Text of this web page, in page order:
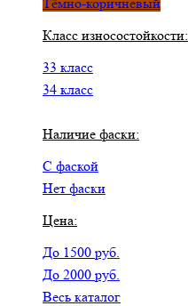
Класс износостойкости:
33 класс
34 класс
Наличие фаски:
С фаской
Нет фаски
Цена:
До 1500 руб.
До 2000 руб.
Весь каталог